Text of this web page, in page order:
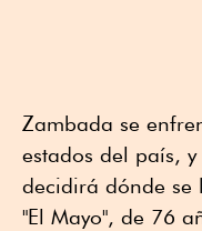
Zambada se
estados del país,
decidirá dónde se
"El Mayo", de 76